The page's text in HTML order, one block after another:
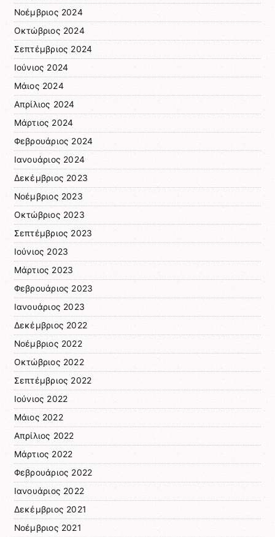
Νοέμβριος 2024
Οκτώβριος 2024
Σεπτέμβριος 2024
Ιούνιος 2024
Μάιος 2024
Απρίλιος 2024
Μάρτιος 2024
Φεβρουάριος 2024
Ιανουάριος 2024
Δεκέμβριος 2023
Νοέμβριος 2023
Οκτώβριος 2023
Σεπτέμβριος 2023
Ιούνιος 2023
Μάρτιος 2023
Φεβρουάριος 2023
Ιανουάριος 2023
Δεκέμβριος 2022
Νοέμβριος 2022
Οκτώβριος 2022
Σεπτέμβριος 2022
Ιούνιος 2022
Μάιος 2022
Απρίλιος 2022
Μάρτιος 2022
Φεβρουάριος 2022
Ιανουάριος 2022
Δεκέμβριος 2021
Νοέμβριος 2021